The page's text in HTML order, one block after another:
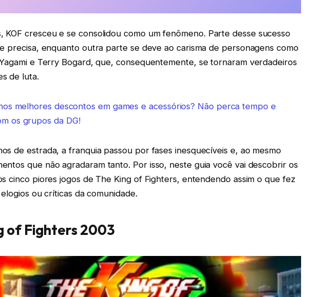
KOF cresceu e se consolidou como um fenômeno. Parte desse sucesso
precisa, enquanto outra parte se deve ao carisma de personagens como
e Terry Bogard, que, consequentemente, se tornaram verdadeiros
de luta.
melhores descontos em games e acessórios? Não perca tempo e
os grupos da DG!
de estrada, a franquia passou por fases inesquecíveis e, ao mesmo
que não agradaram tanto. Por isso, neste guia você vai descobrir os
cinco piores jogos de The King of Fighters, entendendo assim o que fez
ou críticas da comunidade.
of Fighters 2003